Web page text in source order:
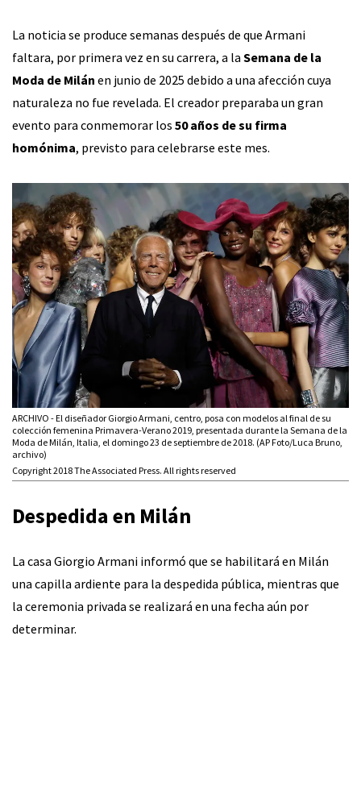
La noticia se produce semanas después de que Armani
faltara, por primera vez en su carrera, a la Semana de la
Moda de Milán en junio de 2025 debido a una afección cuya
naturaleza no fue revelada. El creador preparaba un gran
evento para conmemorar los 50 años de su firma
homónima, previsto para celebrarse este mes.
ARCHIVO - El diseñador Giorgio Armani, centro, posa con modelos al final de su
colección femenina Primavera-Verano 2019, presentada durante la Semana de la
Moda de Milán, Italia, el domingo 23 de septiembre de 2018. (AP Foto/Luca Bruno,
archivo)
Copyright 2018 The Associated Press. All rights reserved
Despedida en Milán
La casa Giorgio Armani informó que se habilitará en Milán
una capilla ardiente para la despedida pública, mientras que
la ceremonia privada se realizará en una fecha aún por
determinar.